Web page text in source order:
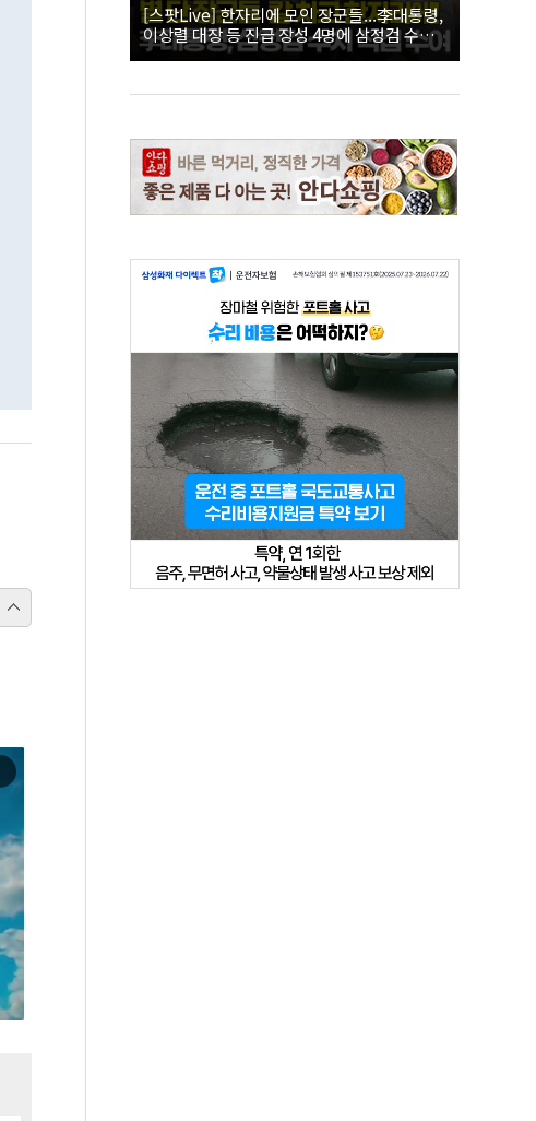
[스팟Live] 한자리에 모인 장군들...李대통령,
이상렬 대장 등 진급 장성 4명에 삼정검 수치
직접 수여｜26.08.07 장성 진급·삼정검 수치